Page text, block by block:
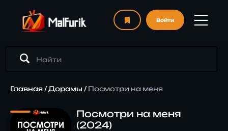
Войти
Главная/Дорамы / Посмотри на меня
Посмотри на меня
(2024)